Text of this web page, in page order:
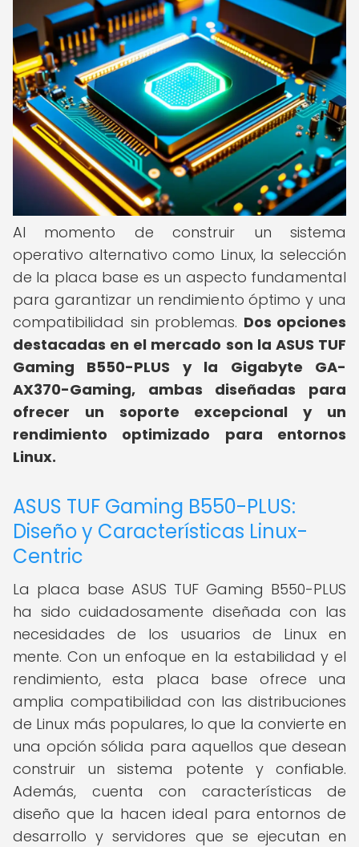
Al momento de construir un sistema
operativo alternativo como Linux, la selección
de la placa base es un aspecto fundamental
para garantizar un rendimiento óptimo y una
compatibilidad sin problemas. Dos opciones
destacadas en el mercado son la ASUS TUF
Gaming B550-PLUS y la Gigabyte GA-
AX370-Gaming, ambas diseñadas para
ofrecer un soporte excepcional y un
rendimiento optimizado para entornos
Linux.
ASUS TUF Gaming B550-PLUS:
Diseño y Características Linux-
Centric
La placa base ASUS TUF Gaming B550-PLUS
ha sido cuidadosamente diseñada con las
necesidades de los usuarios de Linux en
mente. Con un enfoque en la estabilidad y el
rendimiento, esta placa base ofrece una
amplia compatibilidad con las distribuciones
de Linux más populares, lo que la convierte en
una opción sólida para aquellos que desean
construir un sistema potente y confiable.
Además, cuenta con características de
diseño que la hacen ideal para entornos de
desarrollo y servidores que se ejecutan en